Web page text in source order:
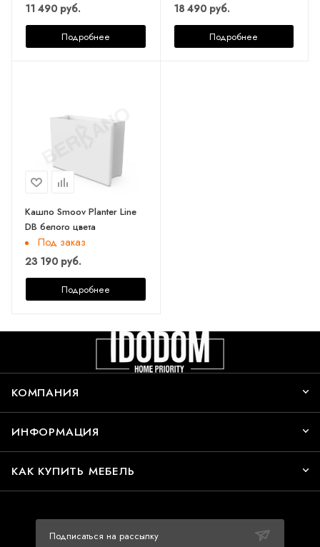
11 490 руб.
Подробнее
18 490 руб.
Подробнее
Кашпо Smoov Planter Line
DB белого цвета
Под заказ
23 190 руб.
Подробнее
КОМПАНИЯ
ИНФОРМАЦИЯ
КАК КУПИТЬ МЕБЕЛЬ
Подписаться на рассылку